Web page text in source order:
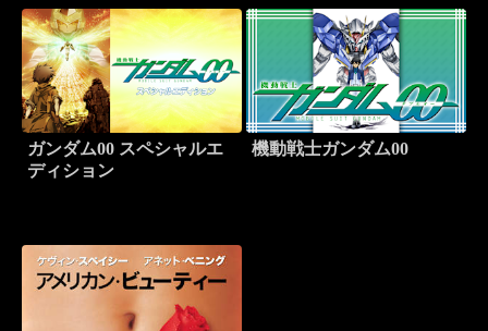
ガンダム00 スペシャルエ
ディション
機動戦士ガンダム00